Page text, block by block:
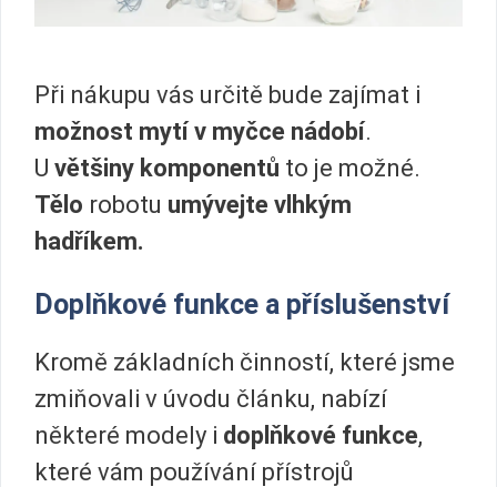
Při nákupu vás určitě bude zajímat i
možnost mytí v myčce nádobí.
U většiny komponentů to je možné.
Tělo robotu umývejte vlhkým
hadříkem.
Doplňkové funkce a příslušenství
Kromě základních činností, které jsme
zmiňovali v úvodu článku, nabízí
některé modely i doplňkové funkce,
které vám používání přístrojů